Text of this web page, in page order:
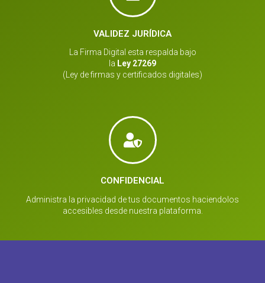
VALIDEZ JURÍDICA
La Firma Digital esta respalda bajo
la Ley 27269
(Ley de firmas y certificados digitales)
CONFIDENCIAL
Administra la privacidad de tus documentos haciendolos
accesibles desde nuestra plataforma.